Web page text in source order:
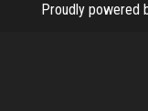
Proudly powered